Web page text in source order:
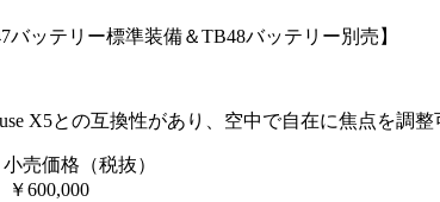
バッテリー標準装備＆TB48バッテリー別売】
X5との互換性があり、空中で自在に焦点を調整
小売価格（税抜）
￥600,000